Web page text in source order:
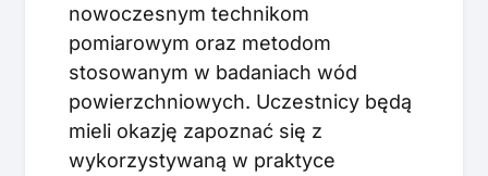
nowoczesnym technikom
pomiarowym oraz metodom
stosowanym w badaniach wód
powierzchniowych. Uczestnicy będą
mieli okazję zapoznać się z
wykorzystywaną w praktyce